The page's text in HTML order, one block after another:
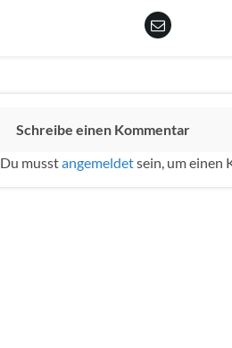
Schreibe einen Kommentar
Du musstangemeldetsein, um einen